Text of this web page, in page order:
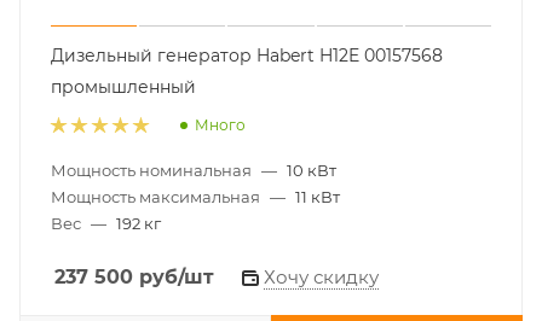
Дизельный генератор Habert H12E 00157568
промышленный
Много
Мощность номинальная — 10 кВт
Мощность максимальная — 11 кВт
Вес — 192 кг
237 500 руб/шт Хочу скидку